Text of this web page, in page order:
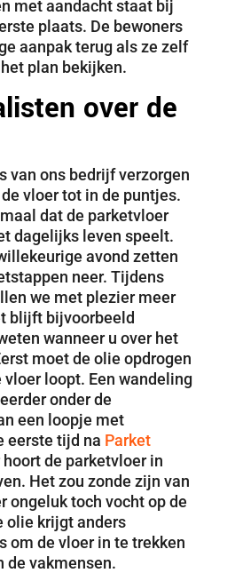
met aandacht staat bij
plaats. De bewoners
aanpak terug als ze zelf
plan bekijken.
over de
van ons bedrijf verzorgen
vloer tot in de puntjes.
dat de parketvloer
dagelijks leven speelt.
avond zetten
neer. Tijdens
we met plezier meer
blijft bijvoorbeeld
wanneer u over het
moet de olie opdrogen
vloer loopt. Een wandeling
onder de
een loopje met
eerste tijd na Parket
de parketvloer in
Het zou zonde zijn van
ongeluk toch vocht op de
olie krijgt anders
om de vloer in te trekken
de vakmensen.